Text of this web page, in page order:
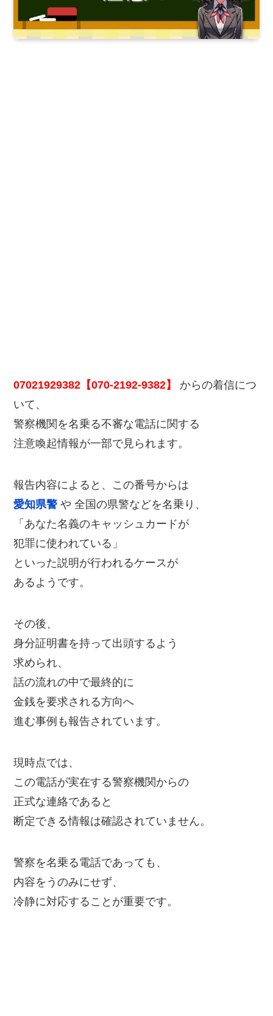
07021929382【070-2192-9382】
からの着信につ
いて、
警察機関を名乗る不審な電話に関する
注意喚起情報が一部で見られます。
報告内容によると、この番号からは
愛知県警 や 全国の県警などを名乗り、
「あなた名義のキャッシュカードが
犯罪に使われている」
といった説明が行われるケースが
あるようです。
その後、
身分証明書を持って出頭するよう
求められ、
話の流れの中で最終的に
金銭を要求される方向へ
進む事例も報告されています。
現時点では、
この電話が実在する警察機関からの
正式な連絡であると
断定できる情報は確認されていません。
警察を名乗る電話であっても、
内容をうのみにせず、
冷静に対応することが重要です。